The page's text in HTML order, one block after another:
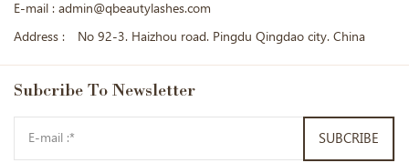
E-mail : admin@qbeautylashes.com
Address :
No 92-3. Haizhou road. Pingdu Qingdao city. China
Subcribe To Newsletter
SUBCRIBE